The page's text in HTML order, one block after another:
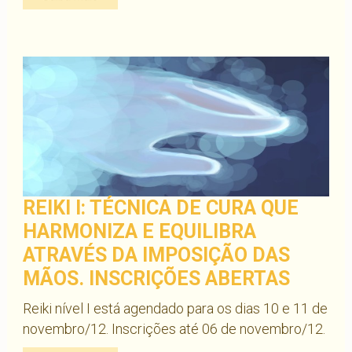
REIKI I: TÉCNICA DE CURA QUE
HARMONIZA E EQUILIBRA
ATRAVÉS DA IMPOSIÇÃO DAS
MÃOS. INSCRIÇÕES ABERTAS
Reiki nível I está agendado para os dias 10 e 11 de
novembro/12. Inscrições até 06 de novembro/12.